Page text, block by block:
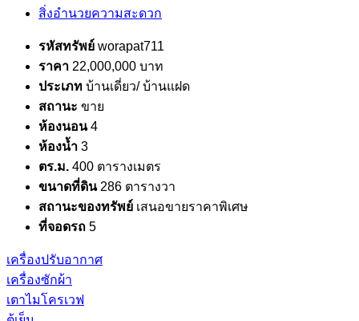
สิ่งอำนวยความสะดวก
รหัสทรัพย์ worapat711
ราคา 22,000,000 บาท
ประเภท บ้านเดี่ยว/ บ้านแฝด
สถานะ ขาย
ห้องนอน 4
ห้องน้ำ 3
ตร.ม. 400 ตารางเมตร
ขนาดที่ดิน 286 ตารางวา
สถานะของทรัพย์ เสนอขายราคาพิเศษ
ที่จอดรถ 5
เครื่องปรับอากาศ
เครื่องซักผ้า
เตาไมโครเวฟ